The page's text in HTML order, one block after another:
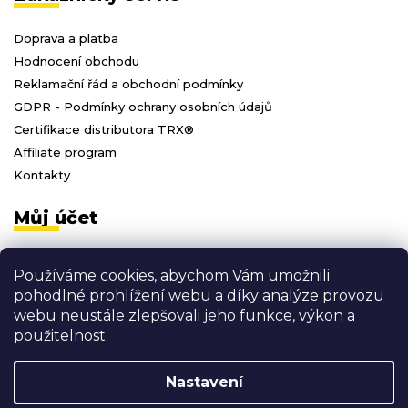
Používáme cookies, abychom Vám umožnili
pohodlné prohlížení webu a díky analýze provozu
webu neustále zlepšovali jeho funkce, výkon a
použitelnost.
Nastavení
Doprava a platba
Hodnocení obchodu
Reklamační řád a obchodní podmínky
GDPR - Podmínky ochrany osobních údajů
Certifikace distributora TRX®
Affiliate program
Kontakty
Můj účet
Registrace
Moje objednávky
Odhlásit se
Vytvořil Shoptet